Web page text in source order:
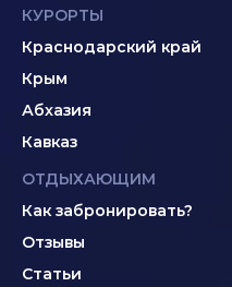
КУРОРТЫ
Краснодарский край
Крым
Абхазия
Кавказ
ОТДЫХАЮЩИМ
Как забронировать?
Отзывы
Статьи